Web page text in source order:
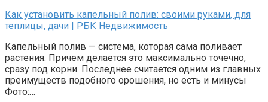
Как установить капельный полив: своими руками, для
теплицы, дачи | РБК Недвижимость
Капельный полив — система, которая сама поливает
растения. Причем делается это максимально точечно,
сразу под корни. Последнее считается одним из главных
преимуществ подобного орошения, но есть и минусы
Фото:…